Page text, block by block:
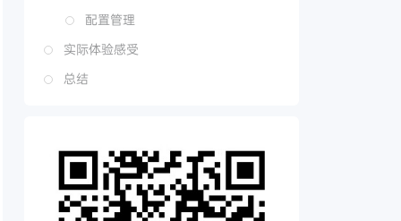
配置管理
实际体验感受
总结